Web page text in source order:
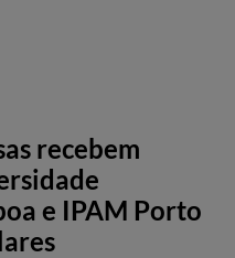
recebem
e IPAM Porto